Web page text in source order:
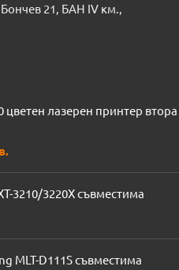
21, БАН IV км.,
цветен лазерен принтер втора
3210/3220X съвместима
MLT-D111S съвместима